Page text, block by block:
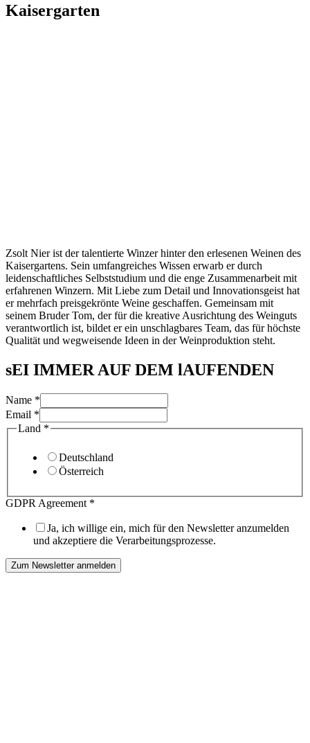
Kaisergarten
Zsolt Nier ist der talentierte Winzer hinter den erlesenen Weinen des
Kaisergartens. Sein umfangreiches Wissen erwarb er durch
leidenschaftliches Selbststudium und die enge Zusammenarbeit mit
erfahrenen Winzern. Mit Liebe zum Detail und Innovationsgeist hat
er mehrfach preisgekrönte Weine geschaffen. Gemeinsam mit
seinem Bruder Tom, der für die kreative Ausrichtung des Weinguts
verantwortlich ist, bildet er ein unschlagbares Team, das für höchste
Qualität und wegweisende Ideen in der Weinproduktion steht.
sEI IMMER AUF DEM lAUFENDEN
Name *
Email *
Land *
Deutschland
Österreich
Land
Name
GDPR Agreement *
Ja, ich willige ein, mich für den Newsletter anzumelden
und akzeptiere die Verarbeitungsprozesse.
Zum Newsletter anmelden